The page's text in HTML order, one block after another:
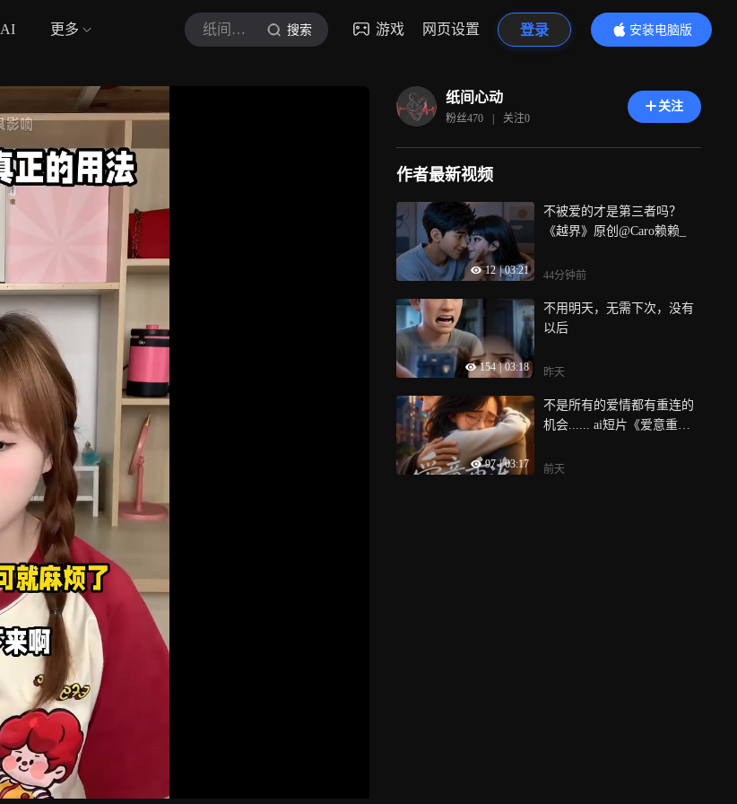
AI 更多 纸间心动 搜索 游戏 网页设置 登录
安装电脑版
内容更精彩
纸间心动
粉丝470 | 关注0
关注
作者最新视频
12 | 03:21
不被爱的才是第三者吗？
《越界》原创@Caro赖赖_
44分钟前
154 | 03:18
不用明天，无需下次，没有
以后
昨天
97 | 03:17
不是所有的爱情都有重连的
机会...... ai短片《爱意重
前天